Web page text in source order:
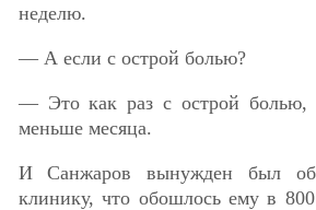
неделю.
— А если с острой болью?
— Это как раз с острой болью,
меньше месяца.
И Санжаров вынужден был
клинику, что обошлось ему в